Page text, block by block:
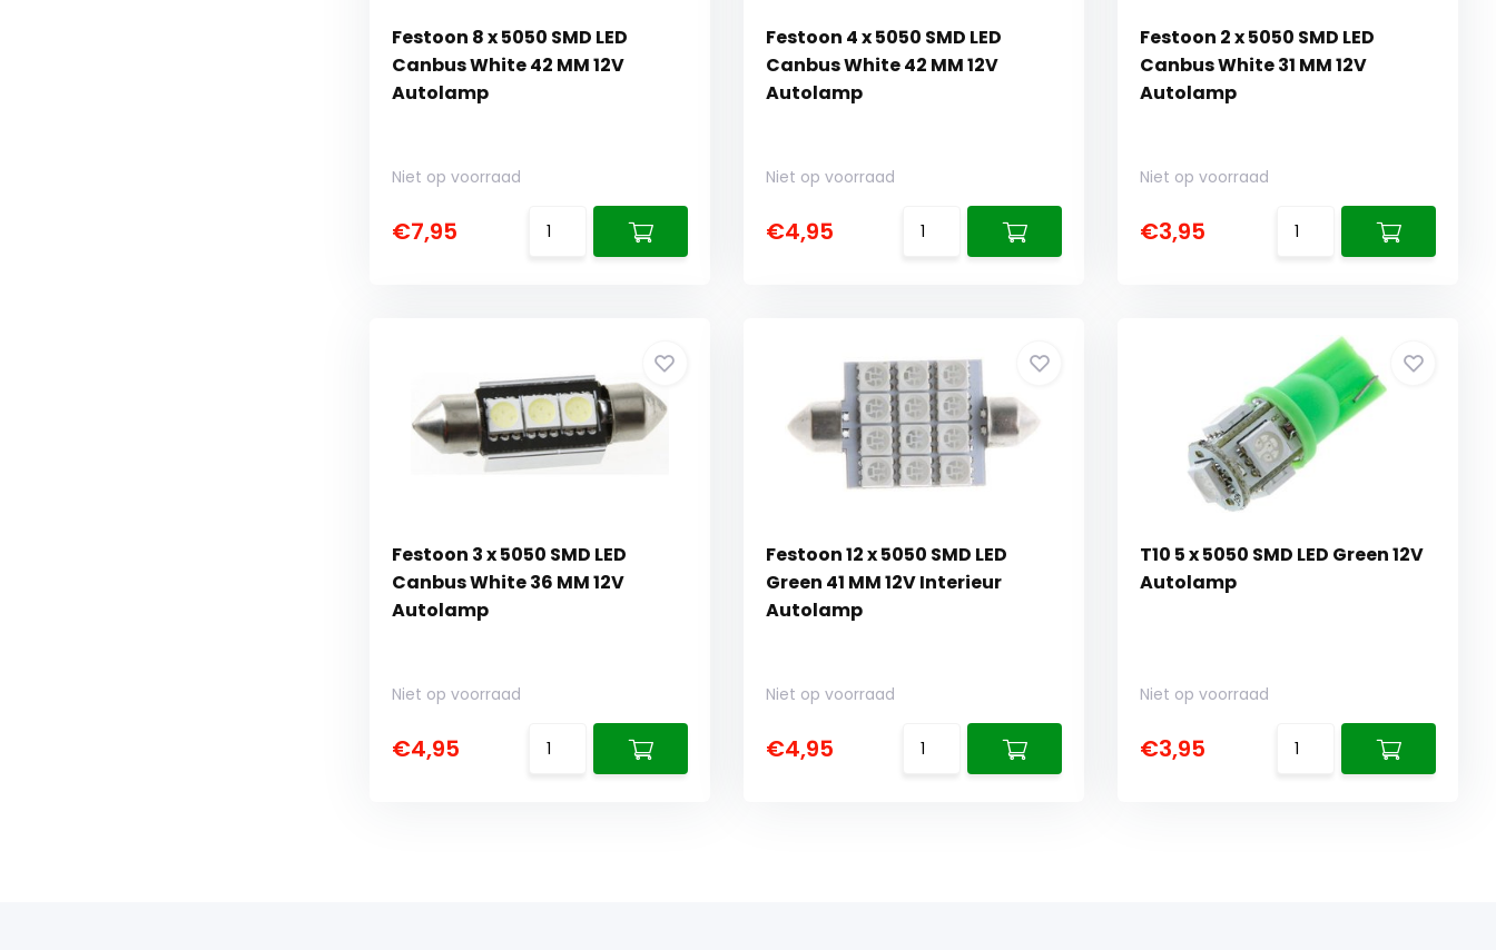
Festoon 8 x 5050 SMD LED
Canbus White 42 MM 12V
Autolamp
Niet op voorraad
€7,95
Festoon 4 x 5050 SMD LED
Canbus White 42 MM 12V
Autolamp
Niet op voorraad
€4,95
Festoon 2 x 5050 SMD LED
Canbus White 31 MM 12V
Autolamp
Niet op voorraad
€3,95
Festoon 3 x 5050 SMD LED
Canbus White 36 MM 12V
Autolamp
Niet op voorraad
€4,95
Festoon 12 x 5050 SMD LED
Green 41 MM 12V Interieur
Autolamp
Niet op voorraad
€4,95
T10 5 x 5050 SMD LED Green 12V
Autolamp
Niet op voorraad
€3,95